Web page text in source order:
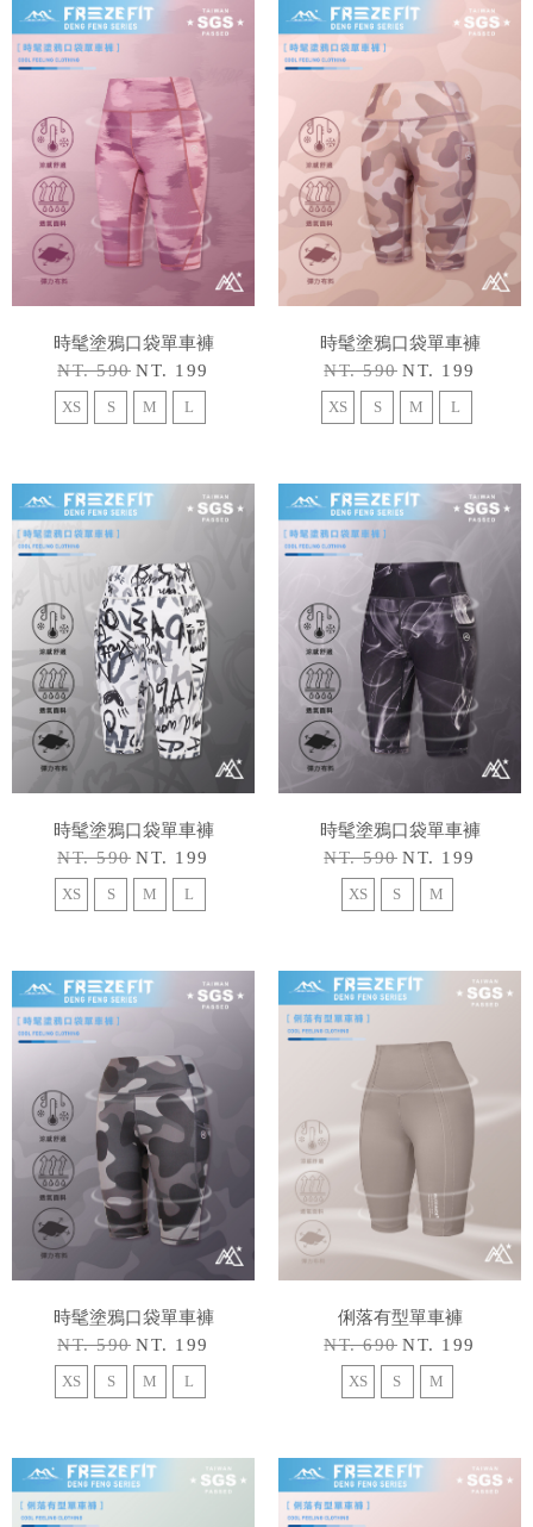
時髦塗鴉口袋單車褲
NT. 590 NT. 199
XS S M L
時髦塗鴉口袋單車褲
NT. 590 NT. 199
XS S M L
時髦塗鴉口袋單車褲
NT. 590 NT. 199
XS S M L
時髦塗鴉口袋單車褲
NT. 590 NT. 199
XS S M
時髦塗鴉口袋單車褲
NT. 590 NT. 199
XS S M L
俐落有型單車褲
NT. 690 NT. 199
XS S M